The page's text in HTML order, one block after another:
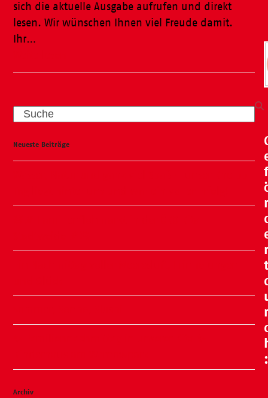
sich die aktuelle Ausgabe aufrufen und direkt
lesen. Wir wünschen Ihnen viel Freude damit.
Ihr…
Search
Neueste Beiträge
Archiv
f
r
r
t
r
: